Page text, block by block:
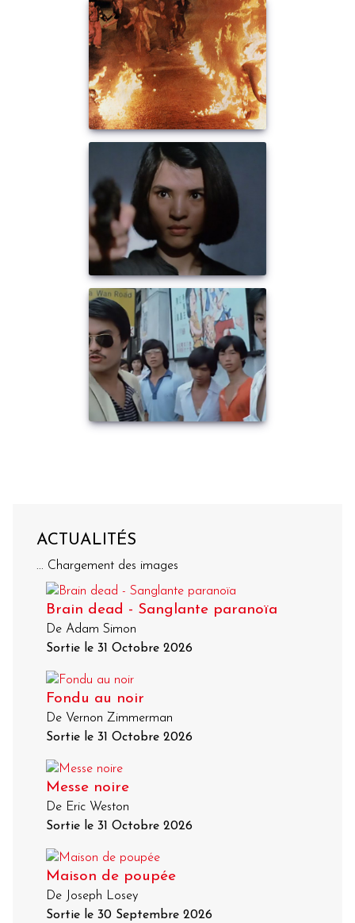
ACTUALITÉS
... Chargement des images
Brain dead - Sanglante paranoïa
De Adam Simon
Sortie le 31 Octobre 2026
Fondu au noir
De Vernon Zimmerman
Sortie le 31 Octobre 2026
Messe noire
De Eric Weston
Sortie le 31 Octobre 2026
Maison de poupée
De Joseph Losey
Sortie le 30 Septembre 2026